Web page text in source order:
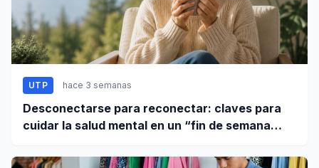
UTP hace 3 semanas
Desconectarse para reconectar: claves para
cuidar la salud mental en un “fin de semana